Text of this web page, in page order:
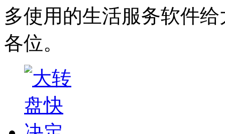
多使用的生活服务软件
各位。